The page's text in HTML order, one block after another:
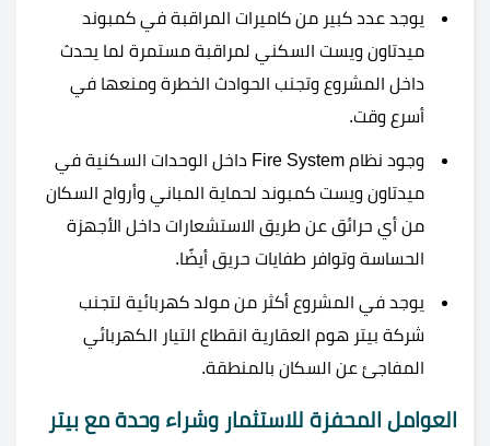
يوجد عدد كبير من كاميرات المراقبة في كمبوند
ميدتاون ويست السكني لمراقبة مستمرة لما يحدث
داخل المشروع وتجنب الحوادث الخطرة ومنعها في
أسرع وقت.
وجود نظام Fire System داخل الوحدات السكنية في
ميدتاون ويست كمبوند لحماية المباني وأرواح السكان
من أي حرائق عن طريق الاستشعارات داخل الأجهزة
الحساسة وتوافر طفايات حريق أيضًا.
يوجد في المشروع أكثر من مولد كهربائية لتجنب
شركة بيتر هوم العقارية انقطاع التيار الكهربائي
المفاجئ عن السكان بالمنطقة.
العوامل المحفزة للاستثمار وشراء وحدة مع بيتر